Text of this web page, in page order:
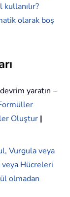
olarak boş
yaratın –
Oluştur |
Vurgula veya
veya Hücreleri
olmadan